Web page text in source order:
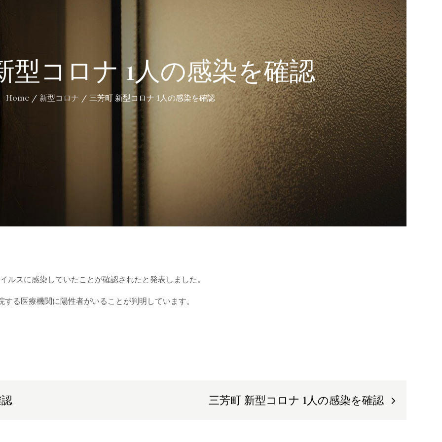
型コロナ 1人の感染を確認
Home 新型コロナ 三芳町 新型コロナ 1人の感染を確認
スに感染していたことが確認されたと発表しました。
る医療機関に陽性者がいることが判明しています。
三芳町 新型コロナ 1人の感染を確認